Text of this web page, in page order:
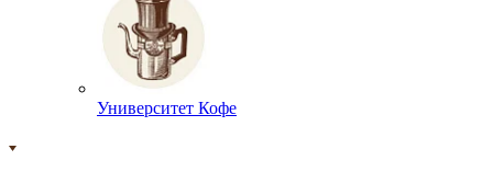
Университет Кофе